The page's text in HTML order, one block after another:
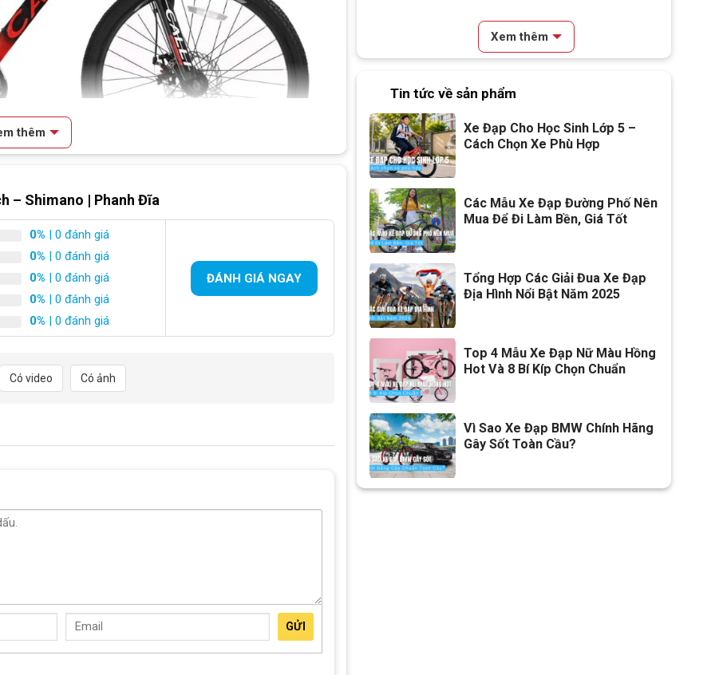
kế mang phong cách thể thao mạnh mẽ
người dùng ngay từ cái nhìn đầu tiên với thiết kế mang đậm
nổi bật như đen đỏ, đen xám, trắng đỏ, trắng xám, đen xanh
thêm
– Shimano | Phanh Đĩa
0% | 0 đánh giá
0% | 0 đánh giá
0% | 0 đánh giá
0% | 0 đánh giá
0% | 0 đánh giá
ĐÁNH GIÁ NGAY
Có video Có ảnh
GỬI
SHIMANO EF41 3*7
đĩa)
3S
Đùi đĩa
Thép cường lực JH-P209 3
tầng 24-34-42T
Sên (xích) FFC Z51
Kích thước
Yên Yên thể thao cao cấp CALLI
Cọc/cốt yên
Chiều cao phù hợp Trên 1m55
Lưu ý
nhằm nâng cao chất lượng
sản phẩm
Xem thêm
Tin tức về sản phẩm
Xe Đạp Cho Học Sinh Lớp 5 –
Cách Chọn Xe Phù Hợp
Các Mẫu Xe Đạp Đường Phố Nên
Mua Để Đi Làm Bền, Giá Tốt
Tổng Hợp Các Giải Đua Xe Đạp
Địa Hình Nổi Bật Năm 2025
Top 4 Mẫu Xe Đạp Nữ Màu Hồng
Hot Và 8 Bí Kíp Chọn Chuẩn
Vì Sao Xe Đạp BMW Chính Hãng
Gây Sốt Toàn Cầu?